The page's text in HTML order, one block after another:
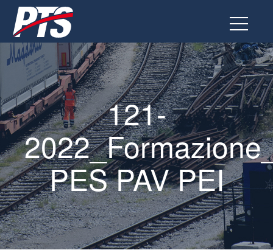
Vai
al
contenuto
121-
PES PAV PEI